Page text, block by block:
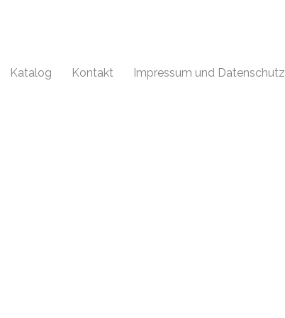
Katalog Kontakt Impressum und Datenschutz